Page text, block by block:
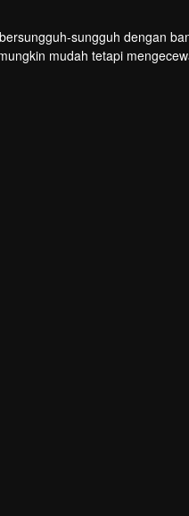
sungguh dengan
mudah tetapi